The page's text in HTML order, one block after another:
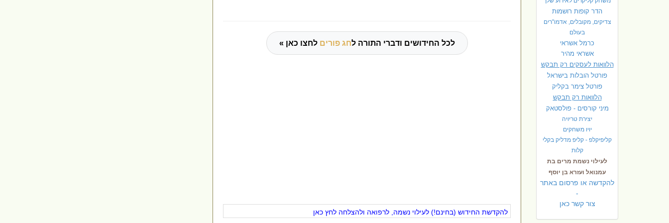
הדר קופות רושמות
צדיקים, מקובלים, אדמו"רים
בעולם
כרמל אשראי
אשראי מהיר
הלוואות לעסקים רק תבקש
פורטל הובלות בישראל
פורטל צימר בקליק
הלוואות רק תבקש
מיני קורסים - פולסטאק
יצירת טריויה
יויו משחקים
קליפיקלפ - קליפ מדליק בקלי
קלות
לעילוי נשמת מרים בת
עמנואל ועזרא בן יוסף
להקדשה או פרסום באתר
-
צור קשר כאן
לכל החידושים ודברי התורה לחג פורים לחצו כאן »
להקדשת החידוש (בחינם!) לעילוי נשמה, לרפואה ולהצלחה לחץ כאן